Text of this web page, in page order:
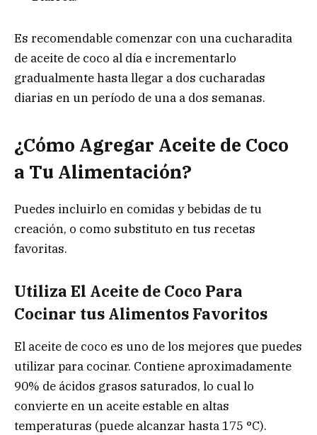
Es recomendable comenzar con una cucharadita
de aceite de coco al día e incrementarlo
gradualmente hasta llegar a dos cucharadas
diarias en un período de una a dos semanas.
¿Cómo Agregar Aceite de Coco
a Tu Alimentación?
Puedes incluirlo en comidas y bebidas de tu
creación, o como substituto en tus recetas
favoritas.
Utiliza El Aceite de Coco Para
Cocinar tus Alimentos Favoritos
El aceite de coco es uno de los mejores que puedes
utilizar para cocinar. Contiene aproximadamente
90% de ácidos grasos saturados, lo cual lo
convierte en un aceite estable en altas
temperaturas (puede alcanzar hasta 175 °C).